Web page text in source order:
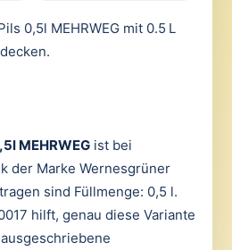
0,5l MEHRWEG mit 0.5 L
MEHRWEGist bei
der Marke Wernesgrüner
sind Füllmenge: 0,5 l.
hilft, genau diese Variante